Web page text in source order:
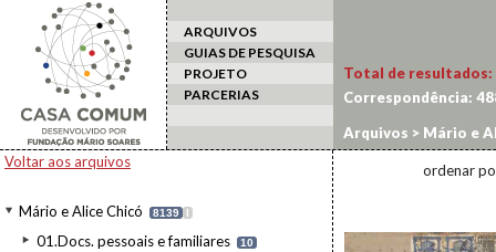
ARQUIVOS
GUIAS DE PESQUISA
PROJETO
PARCERIAS
Voltar aos arquivos
Mário e Alice Chicó 8139 I
01.Docs. pessoais e familiares 10
Total de resultados:
Correspondência:
Arquivos > Mário e
ordenar